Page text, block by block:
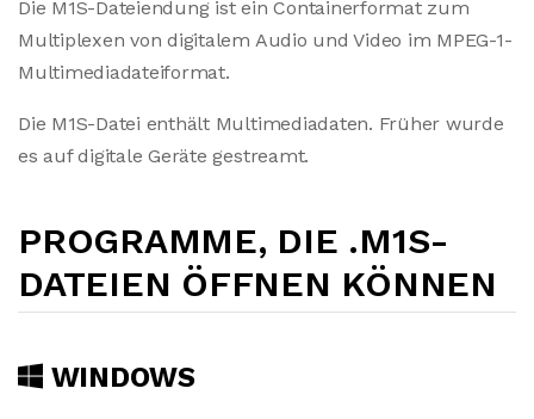
Die M1S-Dateiendung ist ein Containerformat zum
Multiplexen von digitalem Audio und Video im MPEG-1-
Multimediadateiformat.
Die M1S-Datei enthält Multimediadaten. Früher wurde
es auf digitale Geräte gestreamt.
PROGRAMME, DIE .M1S-
DATEIEN ÖFFNEN KÖNNEN
WINDOWS